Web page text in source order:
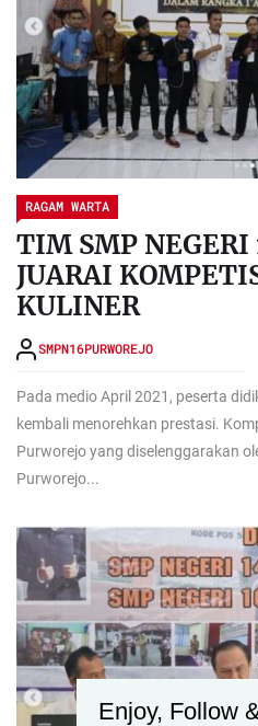
RAGAM WARTA
TIM SMP NEGERI
JUARAI
KULINER
SMPN16PURWOREJO
Pada medio April 2021, peserta
kembali menorehkan prestasi.
Purworejo yang diselenggarakan
Purworejo...
Enjoy, Follow
Set Youtube